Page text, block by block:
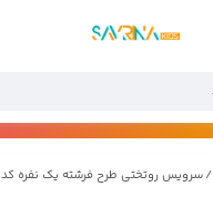
/ سرویس روتختی طرح فرشته یک نفره کد AS1774